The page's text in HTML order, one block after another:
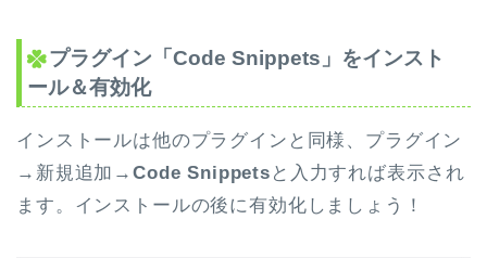
プラグイン「Code Snippets」をインスト
ール＆有効化
インストールは他のプラグインと同様、プラグイン
→新規追加→Code Snippets と入力すれば表示され
ます。インストールの後に有効化しましょう！